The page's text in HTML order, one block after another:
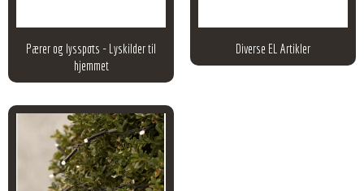
Pærer og lysspots - Lyskilder til
hjemmet
Diverse EL Artikler